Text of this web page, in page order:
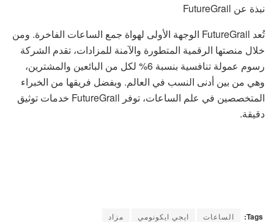
نبذة عن FutureGrail
تُعد FutureGrail الوجهة الأولى لهواة جمع الساعات الفاخرة. ومن
خلال منصتها الرقمية المتطورة والآمنة للمزادات، تقدم الشركة
رسوم عمولة تنافسية بنسبة 6% لكل من البائعين والمشترين،
وهي من بين أدنى النسب في العالم. وبفضل فريقها من الخبراء
المتخصصين في علم الساعات، توفر FutureGrail خدمات توثيق
دقيقة.
Tags: الساعات ايجي ايكونومي مزاد